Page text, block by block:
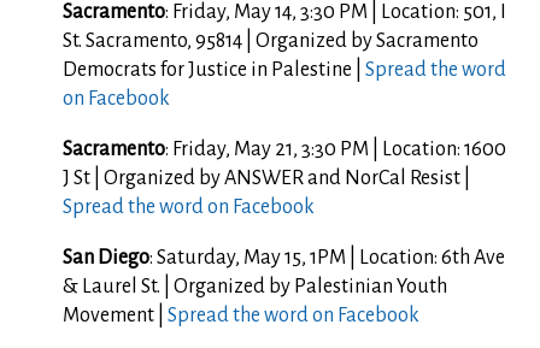
Sacramento: Friday, May 14, 3:30 PM | Location: 501, I
St. Sacramento, 95814 | Organized by Sacramento
Democrats for Justice in Palestine |Spread the word
on Facebook
Sacramento: Friday, May 21, 3:30 PM | Location: 1600
J St | Organized by ANSWER and NorCal Resist |
Spread the word on Facebook
San Diego: Saturday, May 15, 1PM | Location: 6th Ave
& Laurel St. | Organized by Palestinian Youth
Movement |Spread the word on Facebook